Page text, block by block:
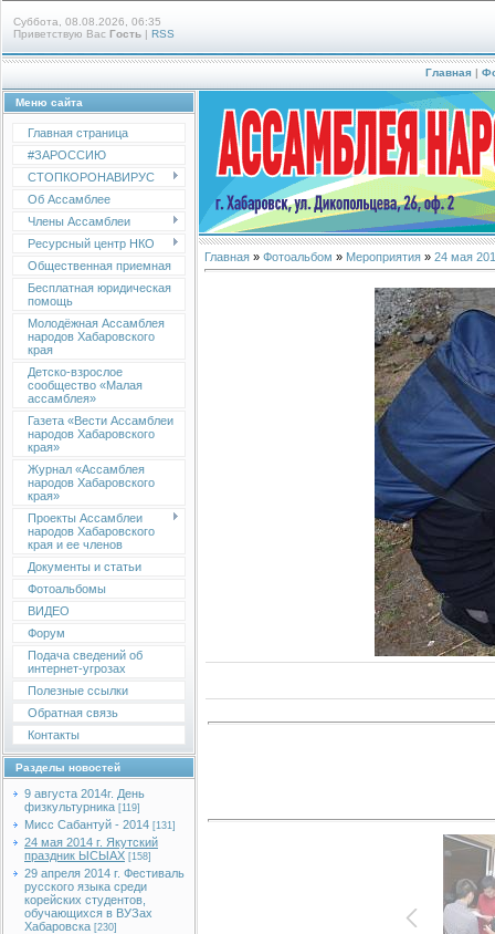
Суббота, 08.08.2026, 06:35
Приветствую Вас Гость | RSS
Главная |
Меню сайта
Главная страница
#ЗАРОССИЮ
СТОПКОРОНАВИРУС
Об Ассамблее
Члены Ассамблеи
Ресурсный центр НКО
Общественная приемная
Бесплатная юридическая
помощь
Молодёжная Ассамблея
народов Хабаровского
края
Детско-взрослое
сообщество «Малая
ассамблея»
Газета «Вести Ассамблеи
народов Хабаровского
края»
Журнал «Ассамблея
народов Хабаровского
края»
Проекты Ассамблеи
народов Хабаровского
края и ее членов
Документы и статьи
Фотоальбомы
ВИДЕО
Форум
Подача сведений об
интернет-угрозах
Полезные ссылки
Обратная связь
Контакты
Разделы новостей
9 августа 2014г. День
физкультурника [119]
Мисс Сабантуй - 2014 [131]
24 мая 2014 г. Якутский
праздник ЫСЫАХ [158]
29 апреля 2014 г. Фестиваль
русского языка среди
корейских студентов,
обучающихся в ВУЗах
Хабаровска [230]
Главная » Фотоальбом » Мероприятия » 24 мая